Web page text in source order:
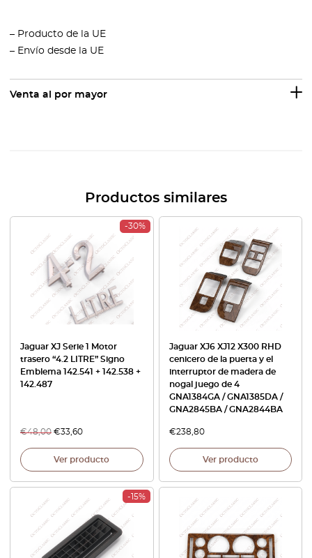
– Producto de la UE
– Envío desde la UE
Venta al por mayor
Productos similares
-30%
Jaguar XJ Serie 1 Motor
trasero “4.2 LITRE” Signo
Emblema 142.541 + 142.538 +
142.487
€48,00 €33,60
Ver producto
Jaguar XJ6 XJ12 X300 RHD
cenicero de la puerta y el
interruptor de madera de
nogal juego de 4
GNA1384GA / GNA1385DA /
GNA2845BA / GNA2844BA
€238,80
Ver producto
-15%